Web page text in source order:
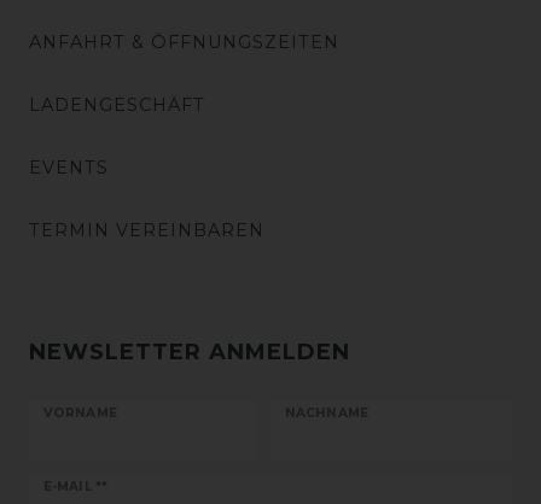
ANFAHRT & ÖFFNUNGSZEITEN
LADENGESCHÄFT
EVENTS
TERMIN VEREINBAREN
NEWSLETTER ANMELDEN
VORNAME NACHNAME
E-MAIL **
Newsletter